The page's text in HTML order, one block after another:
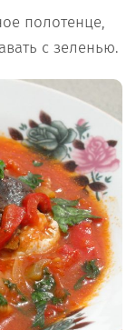
полотенце,
с зеленью.